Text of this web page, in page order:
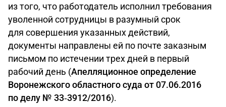
из того, что работодатель исполнил требования
уволенной сотрудницы в разумный срок
для совершения указанных действий,
документы направлены ей по почте заказным
письмом по истечении трех дней в первый
рабочий день (Апелляционное определение
Воронежского областного суда от 07.06.2016
по делу № 33‑3912/2016).